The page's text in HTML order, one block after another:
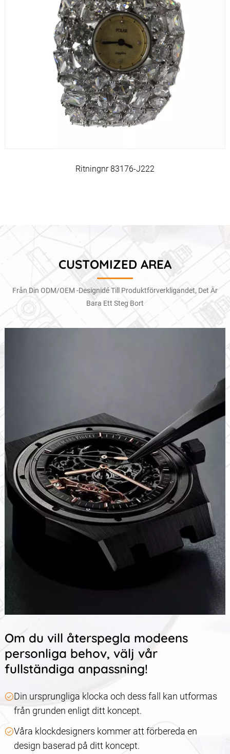
Ritningnr 83176-J222
CUSTOMIZED AREA
Från Din ODM/OEM -designidé Till Produktförverkligandet, Det Är
Bara Ett Steg Bort
Om du vill återspegla modeens
personliga behov, välj vår
fullständiga anpassning!
Din ursprungliga klocka och dess fall kan utformas
från grunden enligt ditt koncept.
Våra klockdesigners kommer att förbereda en
design baserad på ditt koncept.